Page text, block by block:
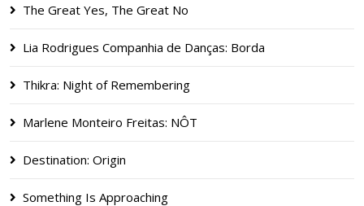
The Great Yes, The Great No
Lia Rodrigues Companhia de Danças: Borda
Thikra: Night of Remembering
Marlene Monteiro Freitas: NÔT
Destination: Origin
Something Is Approaching